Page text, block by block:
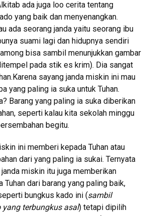
ada juga loo cerita tentang
yang baik dan menyenangkan.
ada seorang janda yaitu seorang ibu
suami lagi dan hidupnya sendiri
bisa sambil menunjukkan gambar
pada stik es krim). Dia sangat
sayang janda miskin ini mau
yang paling ia suka untuk Tuhan.
Barang yang paling ia suka diberikan
seperti kalau kita sekolah minggu
begitu.
ini memberi kepada Tuhan atau
dari yang paling ia sukai. Ternyata
janda miskin itu juga memberikan
Tuhan dari barang yang paling baik,
bungkus kado ini (sambil
terbungkus asal) tetapi dipilih